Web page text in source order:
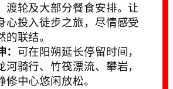
渡轮及大部分餐食安排。让
心投入徒步之旅，尽情感受
联结。
可在阳朔延长停留时间，
河骑行、竹筏漂流、攀岩，
修中心悠闲放松。